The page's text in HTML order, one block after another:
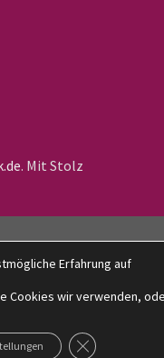
. Mit Stolz
Erfahrung auf
Cookies wir verwenden,
GDPR COOKIE-